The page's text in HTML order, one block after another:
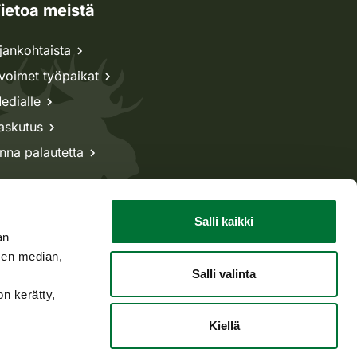
median,
kerätty,
Salli kaikki
Salli valinta
Kiellä
meistä
työpaikat
palautetta